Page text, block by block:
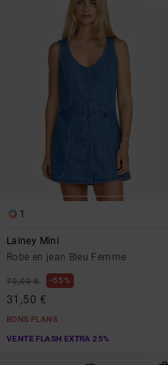
1
Lainey Mini
Robe en jean Bleu Femme
70,00 € 55%
31,50 €
BONS PLANS
VENTE FLASH EXTRA 25%